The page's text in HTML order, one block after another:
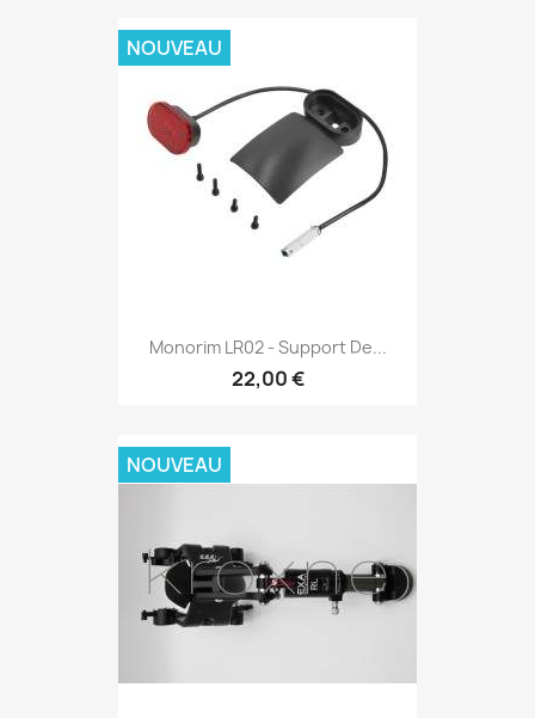
Monorim LR02 - Support De...
22,00 €
NOUVEAU
NOUVEAU